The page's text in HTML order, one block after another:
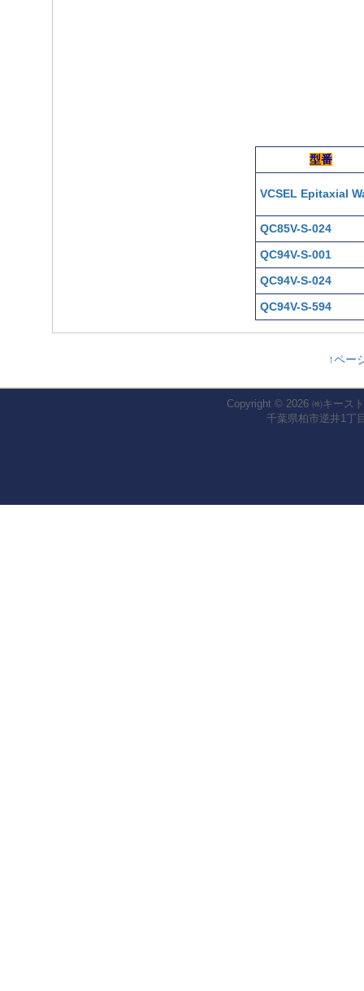
型番
VCSEL Epitaxial
QC85V-S-024
QC94V-S-001
QC94V-S-024
QC94V-S-594
↑ペー
Copyright © 2026 ㈱キース
千葉県柏市逆井1丁